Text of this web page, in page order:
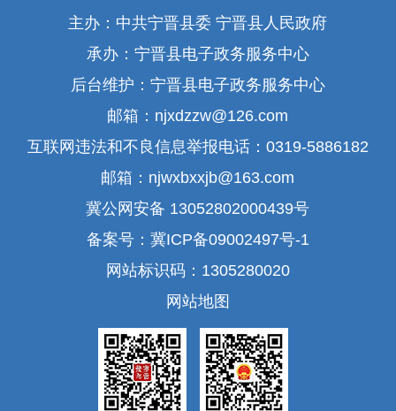
主办：中共宁晋县委 宁晋县人民政府
承办：宁晋县电子政务服务中心
后台维护：宁晋县电子政务服务中心
邮箱：njxdzzw@126.com
互联网违法和不良信息举报电话：0319-5886182
邮箱：njwxbxxjb@163.com
冀公网安备 13052802000439号
备案号：冀ICP备09002497号-1
网站标识码：1305280020
网站地图